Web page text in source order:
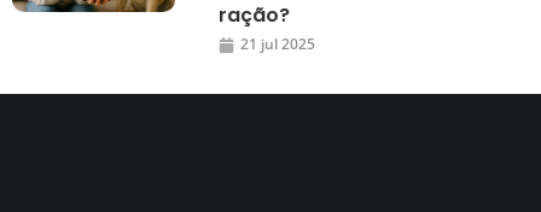
ração?
21 jul 2025